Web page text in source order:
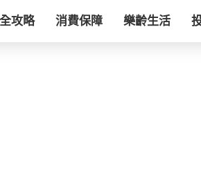
攻略 消費保障 樂齡生活